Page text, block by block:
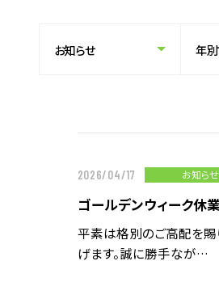
会社概要・沿革
拠点一覧
CSR情報
電子公告
2026/04/17 お知らせ
ゴールデンウィーク休
平素は格別のご高配を賜
げます。誠に勝手なが…